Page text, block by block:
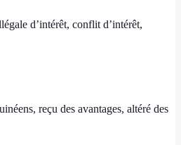
d’intérêt, conflit d’intérêt,
reçu des avantages, altéré des